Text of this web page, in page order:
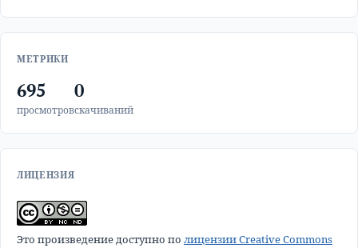
МЕТРИКИ
695
просмотров
0
скачиваний
ЛИЦЕНЗИЯ
Это произведение доступно по лицензии Creative Commons